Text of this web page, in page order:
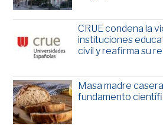
CRUE condena la
instituciones
civil y reafirma su
Masa madre
fundamento